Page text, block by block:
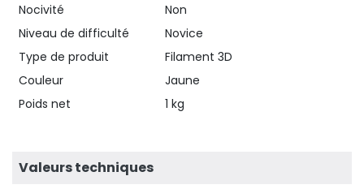
Nocivité
Non
Niveau de difficulté
Novice
Type de produit
Filament 3D
Couleur
Jaune
Poids net
1 kg
Valeurs techniques